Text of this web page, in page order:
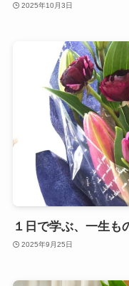
2025年10月3日
１日で学ぶ、一生も
2025年9月25日